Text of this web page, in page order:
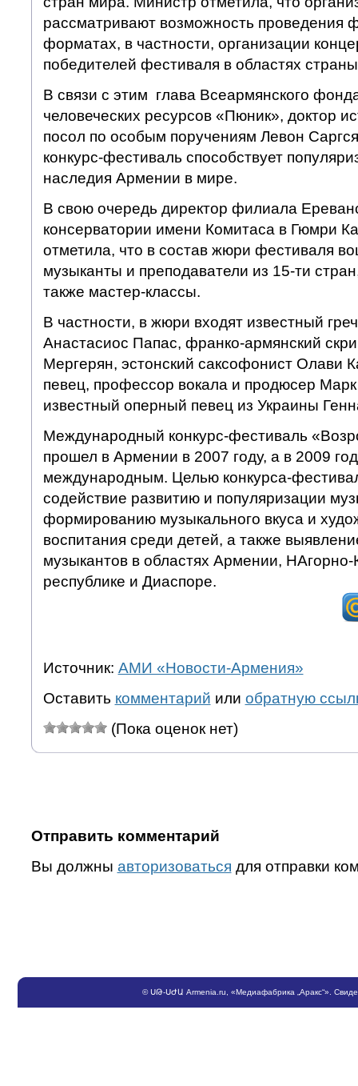
рассматривают возможность проведения
форматах, в частности, организации
победителей фестиваля в областях
В связи с этим глава Всеармянского
человеческих ресурсов «Пюник», доктор
посол по особым поручениям Левон
конкурс-фестиваль способствует
наследия Армении в мире.
В свою очередь директор филиала
консерватории имени Комитаса в Гюмри
отметила, что в состав жюри фестиваля
музыканты и преподаватели из 15-ти
также мастер-классы.
В частности, в жюри входят известный
Анастасиос Папас, франко-армянский
Мергерян, эстонский саксофонист Олави
певец, профессор вокала и продюсер Марк
известный оперный певец из Украины
Международный конкурс-фестиваль
прошел в Армении в 2007 году, а в 2009
международным. Целью конкурса-
содействие развитию и популяризации
формированию музыкального вкуса и
воспитания среди детей, а также
музыкантов в областях Армении, НАгорно-
республике и Диаспоре.
Источник: АМИ «Новости-Армения»
Оставить комментарий или обратную
(Пока оценок нет)
Отправить комментарий
Вы должны авторизоваться для отправки
©ՍԹ-ՍԺԱ Armenia.ru , «Медиафабрика „Аракс“».